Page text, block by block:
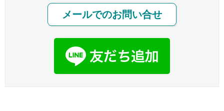
メールでのお問い合せ